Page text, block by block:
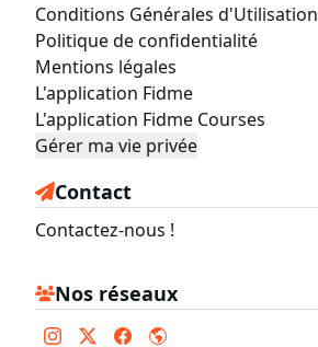
Conditions Générales d'Utilisation
Politique de confidentialité
Mentions légales
L'application Fidme
L'application Fidme Courses
Gérer ma vie privée
Contact
Contactez-nous !
Nos réseaux